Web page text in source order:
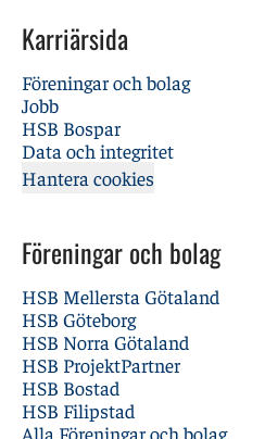
Karriärsida
Föreningar och bolag
Jobb
HSB Bospar
Data och integritet
Hantera cookies
Föreningar och bolag
HSB Mellersta Götaland
HSB Göteborg
HSB Norra Götaland
HSB ProjektPartner
HSB Bostad
HSB Filipstad
Alla Föreningar och bolag